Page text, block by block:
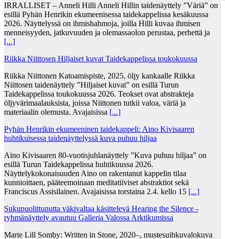
IRRALLISET – Anneli Hilli Anneli Hillin taidenäyttely ”Väriä” on
esillä Pyhän Henrikin ekumeenisessa taidekappelissa kesäkuussa
2026. Näyttelyssä on ihmishahmoja, joilla Hilli kuvaa ihmisen
menneisyyden, jatkuvuuden ja olemassaolon perustaa, perhettä ja
[...]
Riikka Niittosen Hiljaiset kuvat Taidekappelissa toukokuussa
Riikka Niittonen Katoamispiste, 2025, öljy kankaalle Riikka
Niittosen taidenäyttely ”Hiljaiset kuvat” on esillä Turun
Taidekappelissa toukokuussa 2026. Teokset ovat abstrakteja
öljyvärimaalauksista, joissa Niittonen tutkii valoa, väriä ja
materiaalin olemusta. Avajaisissa [...]
Pyhän Henrikin ekumeeninen taidekappeli: Aino Kivisaaren
huhtikuisessa taidenäyttelyssä kuva puhuu hiljaa
Aino Kivisaaren 80-vuotisjuhlanäyttely ”Kuva puhuu hiljaa” on
esillä Turun Taidekappelissa huhtikuussa 2026.
Näyttelykokonaisuuden Aino on rakentanut kappelin tilaa
kunnioittaen, pääteemoinaan meditatiiviset abstraktiot sekä
Franciscus Assisilainen. Avajaisissa torstaina 2.4. kello 15 [...]
Sukupuolittunutta väkivaltaa käsittelevä Hearing the Silence -
ryhmänäyttely avautuu Galleria Valossa Arktikumissa
Marte Lill Somby: Written in Stone, 2020–, mustesuihkuvalokuva